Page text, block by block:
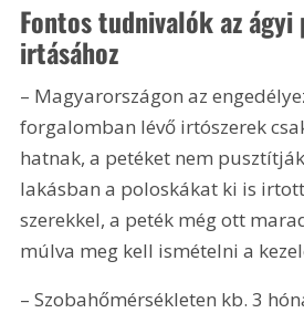
Fontos tudnivalók az
irtásához
– Magyarországon az
forgalomban lévő irtószerek
hatnak, a petéket nem
lakásban a poloskákat ki is
szerekkel, a peték még ott
múlva meg kell ismételni a
– Szobahőmérsékleten kb. 3